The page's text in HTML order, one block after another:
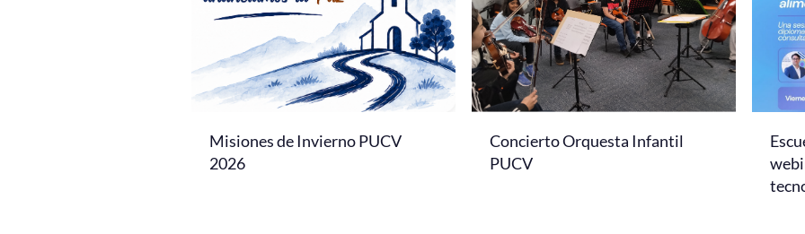
Misiones de Invierno PUCV
2026
Concierto Orquesta Infantil
PUCV